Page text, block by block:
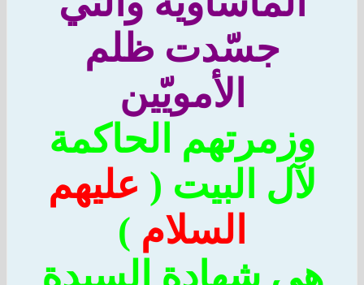
جسّدت ظلم
الأمويّين
وزمرتهم الحاكمة
لآل البيت (عليهم
السلام)
هي شهادة السيدة